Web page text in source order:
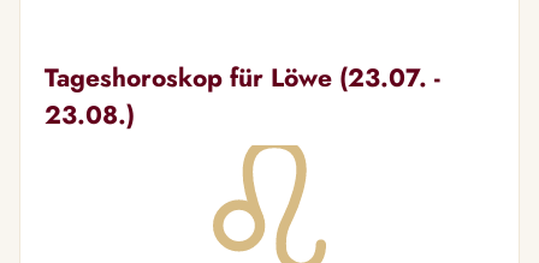
Tageshoroskop für Löwe (23.07. -
23.08.)